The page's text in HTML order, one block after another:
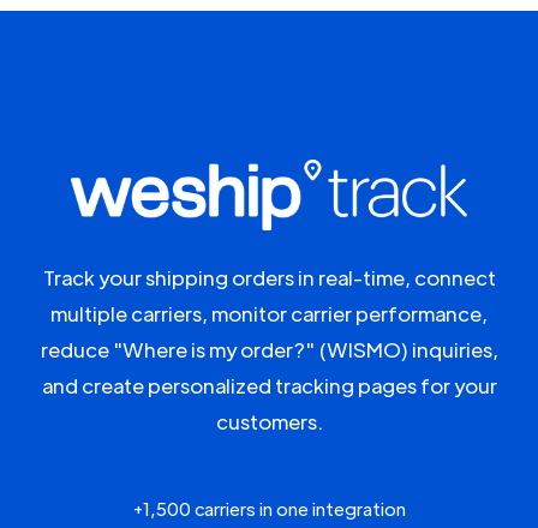
Track your shipping orders in real-time, connect
multiple carriers, monitor carrier performance,
reduce "Where is my order?" (WISMO) inquiries,
and create personalized tracking pages for your
customers.
+1,500 carriers in one integration